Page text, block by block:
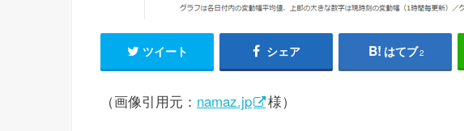
ツイート シェア はてブ2
（画像引用元： namaz.jp 様）